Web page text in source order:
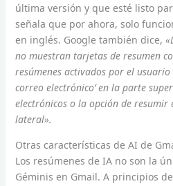
última versión y que esté listo
señala que por ahora, solo
en inglés. Google también dice,
no muestran tarjetas de resumen
resúmenes activados por el usuario
correo electrónico’ en la parte
electrónicos o la opción de resumir
lateral».
Otras características de AI de
Los resúmenes de IA no son la
Géminis en Gmail. A principios